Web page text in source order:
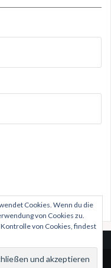
Cookies. Wenn du die
von Cookies zu.
von Cookies, findest
Oria von